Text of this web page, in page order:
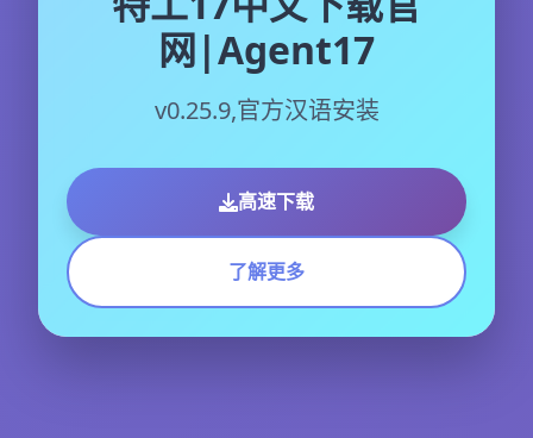
网|Agent17
v0.25.9,官方汉语安装
高速下载
了解更多